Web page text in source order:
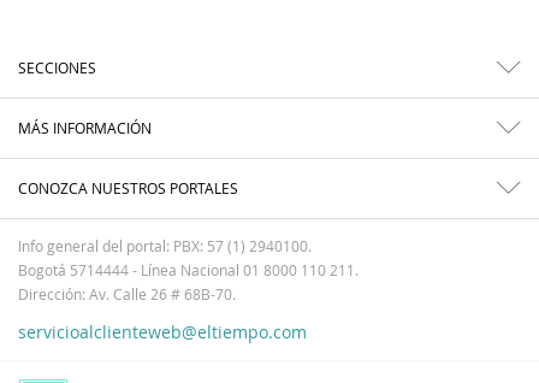
SECCIONES
MÁS INFORMACIÓN
CONOZCA NUESTROS PORTALES
Info general del portal: PBX: 57 (1) 2940100.
Bogotá 5714444 - Línea Nacional 01 8000 110 211.
Dirección: Av. Calle 26 # 68B-70.
servicioalclienteweb@eltiempo.com